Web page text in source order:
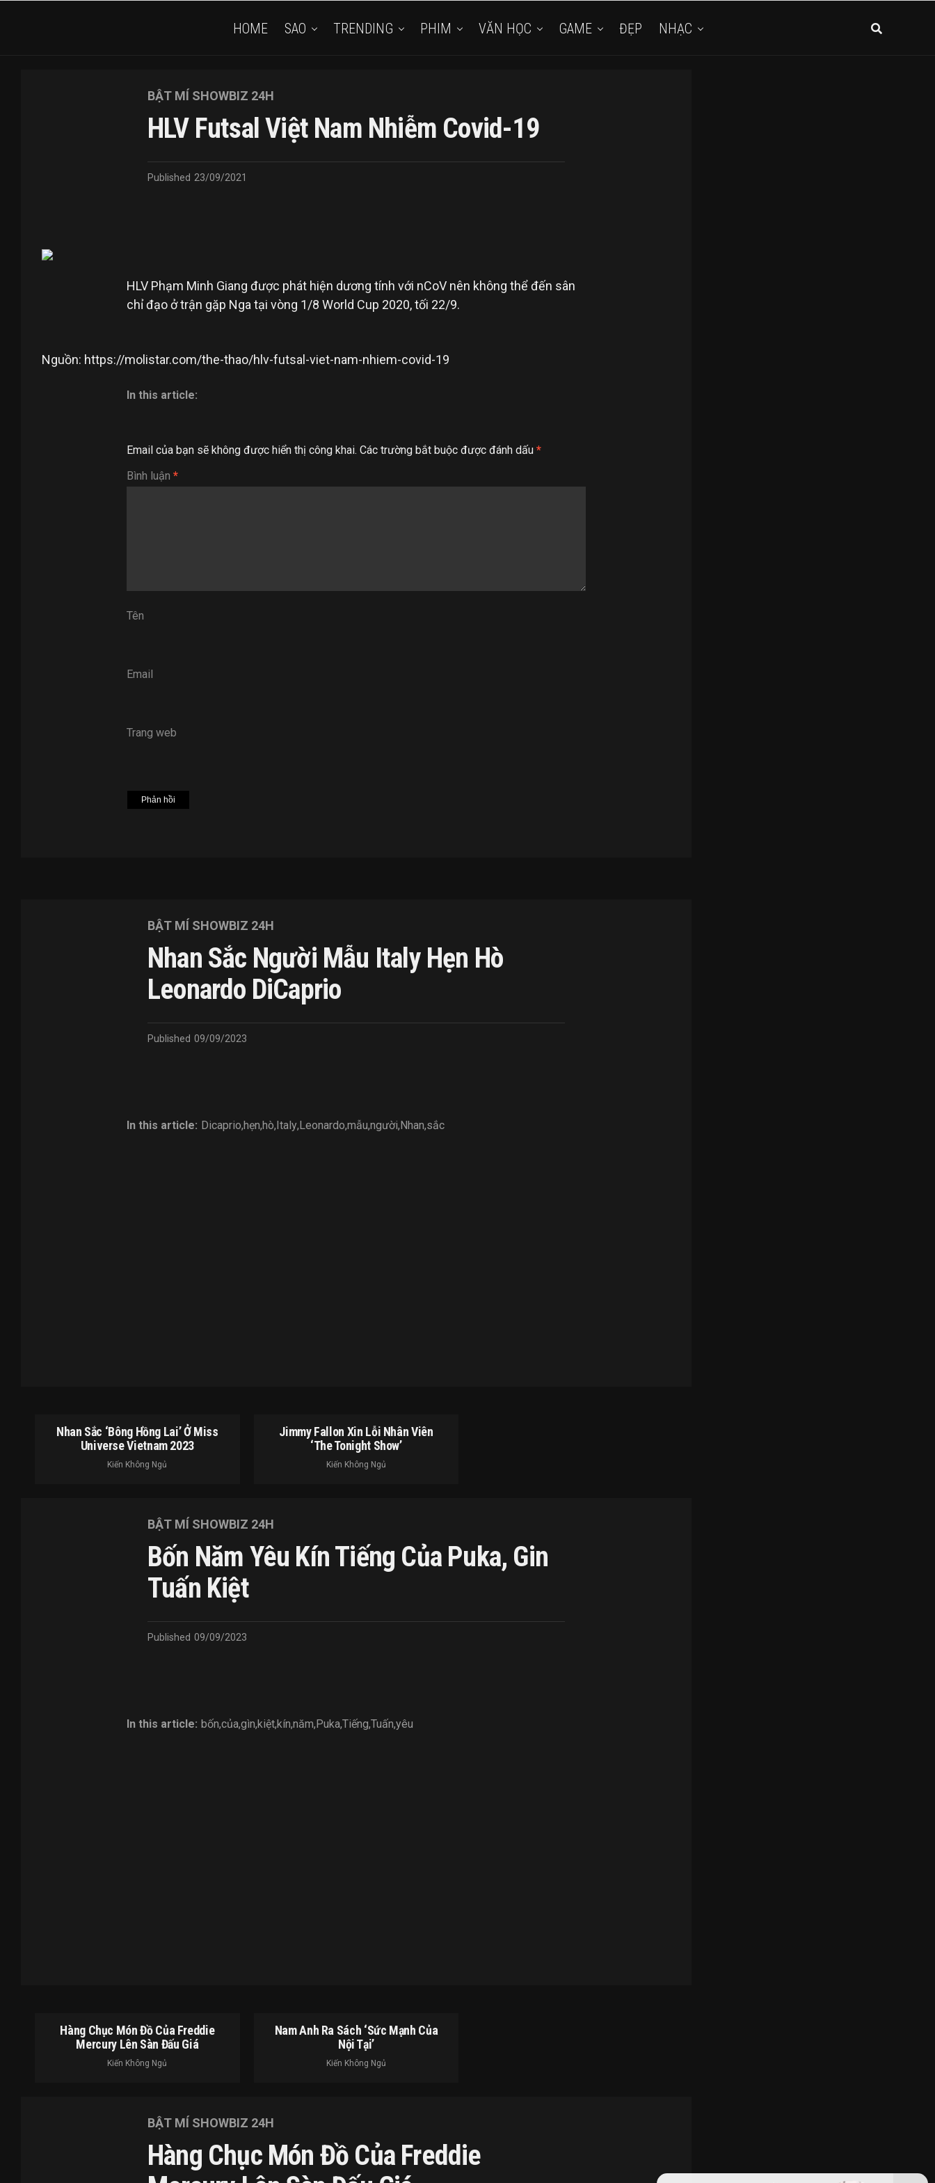
HOME SAO TRENDING PHIM VĂN HỌC GAME ĐẸP NHẠC
BẬT MÍ SHOWBIZ 24H
HLV Futsal Việt Nam Nhiễm Covid-19
Published 23/09/2021
HLV Phạm Minh Giang được phát hiện dương tính với nCoV nên không thể đến sân
chỉ đạo ở trận gặp Nga tại vòng 1/8 World Cup 2020, tối 22/9.
Nguồn: https://molistar.com/the-thao/hlv-futsal-viet-nam-nhiem-covid-19
In this article:
Email của bạn sẽ không được hiển thị công khai. Các trường bắt buộc được đánh dấu *
Bình luận *
Tên
Email
Trang web
BẬT MÍ SHOWBIZ 24H
Nhan Sắc Người Mẫu Italy Hẹn Hò
Leonardo DiCaprio
Published 09/09/2023
In this article: Dicaprio,hẹn,hò,Italy,Leonardo,mẫu,người,Nhan,sắc
Nhan Sắc ‘bông Hồng Lai’ Ở Miss
Universe Vietnam 2023
Kiến Không Ngủ
Jimmy Fallon Xin Lỗi Nhân Viên
‘The Tonight Show’
Kiến Không Ngủ
BẬT MÍ SHOWBIZ 24H
Bốn Năm Yêu Kín Tiếng Của Puka, Gin
Tuấn Kiệt
Published 09/09/2023
In this article: bốn,của,gìn,kiệt,kín,năm,Puka,Tiếng,Tuấn,yêu
Hàng Chục Món Đồ Của Freddie
Mercury Lên Sàn Đấu Giá
Kiến Không Ngủ
Nam Anh Ra Sách ‘Sức Mạnh Của
Nội Tại’
Kiến Không Ngủ
BẬT MÍ SHOWBIZ 24H
Hàng Chục Món Đồ Của Freddie